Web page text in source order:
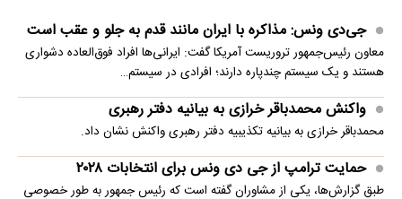
جی‌دی ونس: مذاکره با ایران مانند قدم به جلو و عقب است
معاون رئیس‌جمهور تروریست آمریکا گفت: ایرانی‌ها افراد فوق‌العاده دشواری
هستند و یک سیستم چندپاره دارند؛ افرادی در سیستم…
واکنش محمدباقر خرازی به بیانیه دفتر رهبری
محمدباقر خرازی به بیانیه تکذیبیه دفتر رهبری واکنش نشان داد.
حمایت ترامپ از جی دی ونس برای انتخابات ۲۰۲۸
طبق گزارش‌ها، یکی از مشاوران گفته است که رئیس جمهور به طور خصوصی